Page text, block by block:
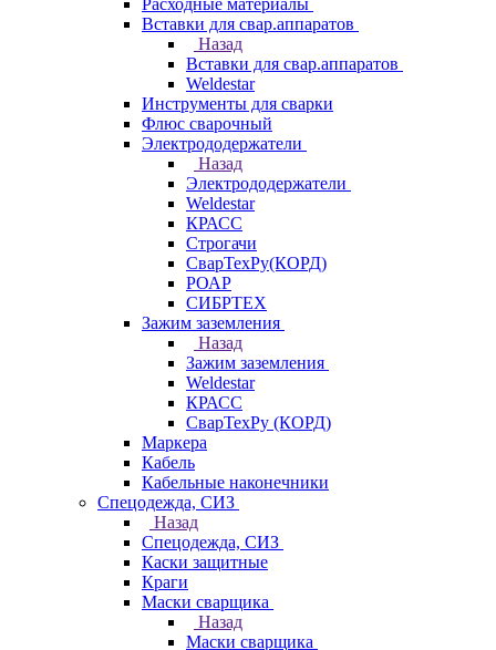
Расходные материалы
Вставки для свар.аппаратов
Назад
Вставки для свар.аппаратов
Weldestar
Инструменты для сварки
Флюс сварочный
Электрододержатели
Назад
Электрододержатели
Weldestar
КРАСС
Строгачи
СварТехРу(КОРД)
РОАР
СИБРТЕХ
Зажим заземления
Назад
Зажим заземления
Weldestar
КРАСС
СварТехРу (КОРД)
Маркера
Кабель
Кабельные наконечники
Спецодежда, СИЗ
Назад
Спецодежда, СИЗ
Каски защитные
Краги
Маски сварщика
Назад
Маски сварщика